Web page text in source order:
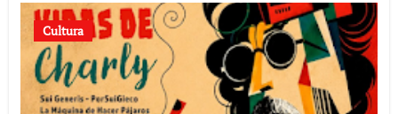
Cultura